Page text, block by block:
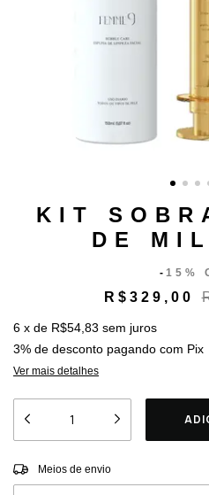
KIT
DE
- 15%
R$329,00
6 x de R$54,83 sem juros
3% de desconto pagando com Pix
Ver mais detalhes
Entregas para o CEP:
Meios de envio